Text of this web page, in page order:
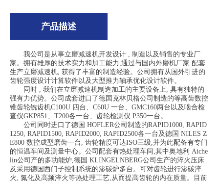
产品描述
我公司是从事立磨减速机开发设计 , 制造以及销售的专业厂
家。拥有雄厚的技术实力和加工能力,通过与国内外磨机厂家 配套
生产立磨减速机, 获得了丰富的制造经验。公司拥有从国外引进的
齿轮强度设计计算软件以及大型推力轴承优化设计软件。
同时 , 我们在立磨减速机制造加工的主要设备上, 具有独特的
强有力优势。公司成套进口了德国克林贝格公司制造的等高齿数控
锥齿轮铣齿机C100U 四台、C60U 一台、GMC160两台以及啮合检
查仪GKP851、T200各一台、齿轮检测仪 P350一台。
公司同时进口了德国 HOFLER公司制造的RAPID1000, RAPID
1250, RAPID1500, RAPID2000, RAPID2500各一台及德国 NILES Z
E800 数控成型磨齿一台, 齿轮精度可达ISO三级,并为此配备有专门
的恒温车间及测量中心。公司配套有热处理车间,其中奥地利 Aiche
lin公司产的多功能炉,德国 KLINGELNBERG公司生产的淬火压床
及采用德国西门子控制系统的渗碳炉多台。可对齿轮进行渗碳淬
火, 氮化及高频淬火等热处理工艺,从而提高齿轮的内在质量。目前